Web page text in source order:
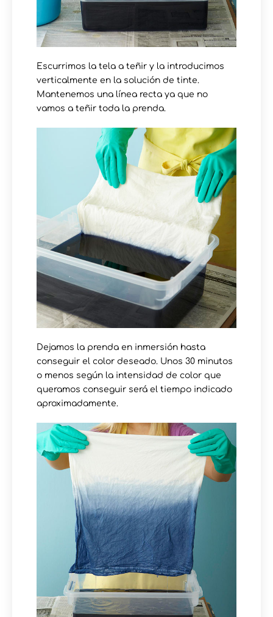
Escurrimos la tela a teñir y la introducimos
verticalmente en la solución de tinte.
Mantenemos una línea recta ya que no
vamos a teñir toda la prenda.
Dejamos la prenda en inmersión hasta
conseguir el color deseado. Unos 30 minutos
o menos según la intensidad de color que
queramos conseguir será el tiempo indicado
aproximadamente.